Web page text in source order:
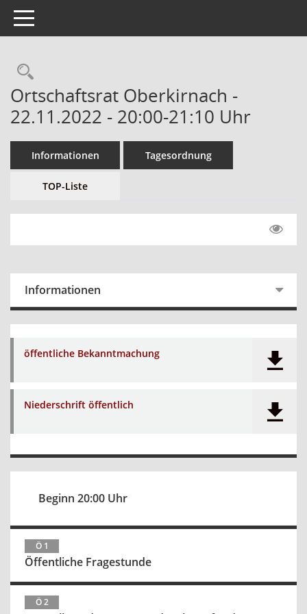
Toggle navigation
Ortschaftsrat Oberkirnach -
22.11.2022 - 20:00-21:10 Uhr
Informationen Tagesordnung
TOP-Liste
Informationen
öffentliche Bekanntmachung
Niederschrift öffentlich
Beginn 20:00 Uhr
Ö 1
Öffentliche Fragestunde
Ö 2